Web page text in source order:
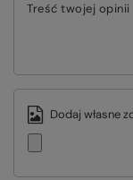
Treść twojej opinii
Dodaj własne